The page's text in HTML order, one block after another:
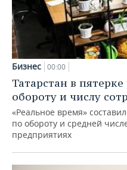
Бизнес 00:00
Татарстан в
обороту и числу
«Реальное время»
по обороту и средней
предприятиях